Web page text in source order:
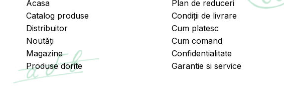
Acasa
Catalog produse
Distribuitor
Noutăți
Magazine
Produse dorite
Plan de reduceri
Condiții de livrare
Cum platesc
Cum comand
Confidentialitate
Garantie si service